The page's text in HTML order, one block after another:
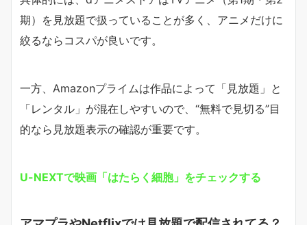
期）を見放題で扱っていることが多く、アニメだけに
絞るならコスパが良いです。
一方、Amazonプライムは作品によって「見放題」と
「レンタル」が混在しやすいので、“無料で見切る”目
的なら見放題表示の確認が重要です。
U-NEXTで映画「はたらく細胞」をチェックする